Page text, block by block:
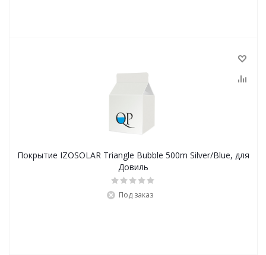
Покрытие IZOSOLAR Triangle Bubble 500m Silver/Blue, для
Довиль
Под заказ